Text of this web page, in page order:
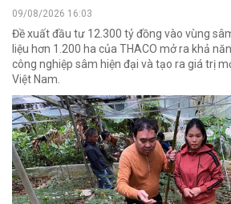
09/08/2026 16:03
Đề xuất đầu tư 12.300 tỷ đồng vào vùng
liệu hơn 1.200 ha của THACO mở ra khả
công nghiệp sâm hiện đại và tạo ra giá trị
Việt Nam.